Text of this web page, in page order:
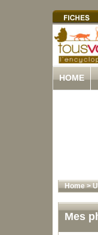
HOME
Home>
Mes